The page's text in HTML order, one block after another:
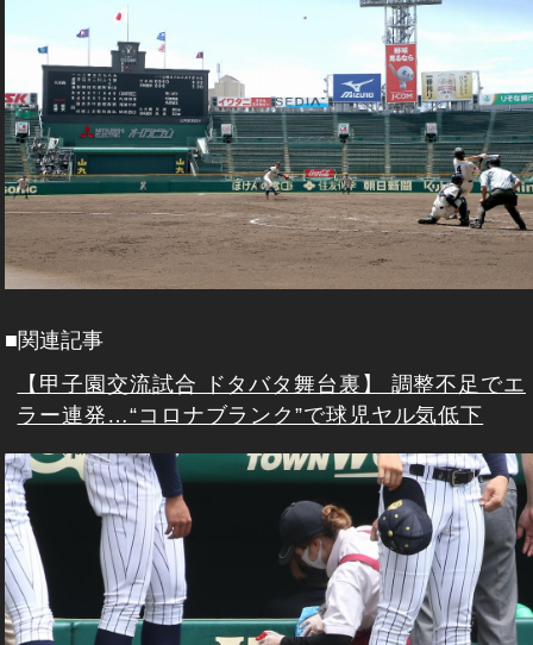
■関連記事
【甲子園交流試合 ドタバタ舞台裏】 調整不足でエ
ラー連発…“コロナブランク”で球児ヤル気低下